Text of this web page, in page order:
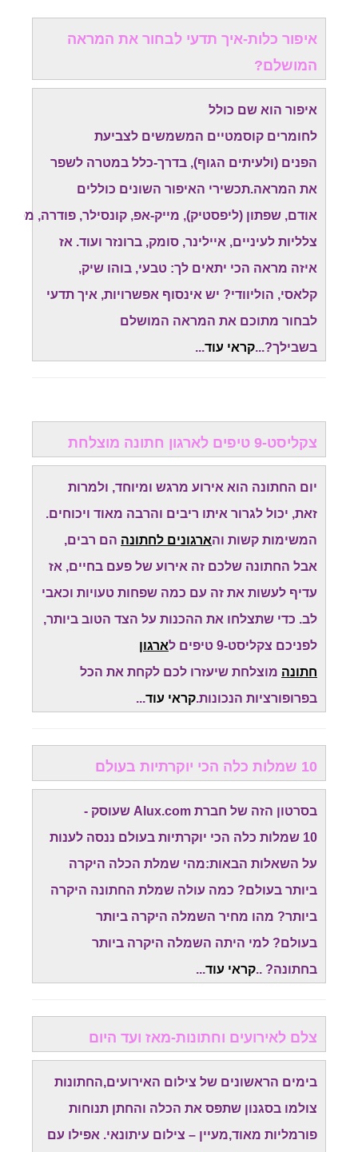
איפור כלות-איך תדעי לבחור את המראה
המושלם?
איפור הוא שם כולל
לחומרים קוסמטיים המשמשים לצביעת
הפנים (ולעיתים הגוף), בדרך-כלל במטרה לשפר
את המראה.תכשירי האיפור השונים כוללים
אודם, שפתון (ליפסטיק), מייק-אפ, קונסילר, פודרה,
צלליות לעיניים, איילינר, סומק, ברונזר ועוד. אז
איזה מראה הכי יתאים לך: טבעי, בוהו שיק,
קלאסי, הוליוודי? יש אינסוף אפשרויות, איך תדעי
לבחור מתוכם את המראה המושלם
בשבילך?...קראי עוד..
.
צקליסט-9 טיפים לארגון חתונה מוצלחת
יום החתונה הוא אירוע מרגש ומיוחד, ולמרות
זאת, יכול לגרור איתו ריבים והרבה מאוד ויכוחים.
המשימות קשות והארגונים לחתונה הם רבים,
אבל החתונה שלכם זה אירוע של פעם בחיים, אז
עדיף לעשות את זה עם כמה שפחות טעויות וכאבי
לב. כדי שתצלחו את ההכנות על הצד הטוב ביותר,
לפניכם צקליסט-9 טיפים ל
ארגון
חתונה מוצלחת שיעזרו לכם לקחת את הכל
בפרופורציות הנכונות.קראי עוד...
10 שמלות כלה הכי יוקרתיות בעולם
בסרטון הזה של חברת Alux.com שעוסק -
10 שמלות כלה הכי יוקרתיות בעולם ננסה לענות
על השאלות הבאות:מהי שמלת הכלה היקרה
ביותר בעולם? כמה עולה שמלת החתונה היקרה
ביותר? מהו מחיר השמלה היקרה ביותר
בעולם? למי היתה השמלה היקרה ביותר
בחתונה? ..קראי עוד...
צלם לאירועים וחתונות-מאז ועד היום
בימים הראשונים של צילום האירועים,החתונות
צולמו בסגנון שתפס את הכלה והחתן תנוחות
פורמליות מאוד,מעיין – צילום עיתונאי. אפילו עם